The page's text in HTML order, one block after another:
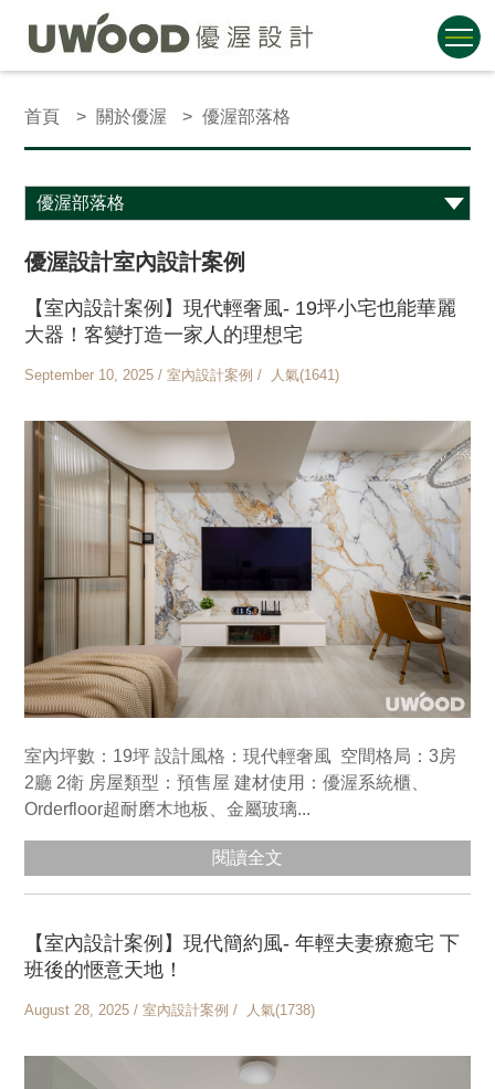
首頁 關於優渥 優渥部落格
優渥設計室內設計案例
【室內設計案例】現代輕奢風- 19坪小宅也能華麗
大器！客變打造一家人的理想宅
September 10, 2025 / 室內設計案例 / 人氣(1641)
室內坪數：19坪 設計風格：現代輕奢風 空間格局：3房
2廳 2衛 房屋類型：預售屋 建材使用：優渥系統櫃、
Orderfloor超耐磨木地板、金屬玻璃...
閱讀全文
【室內設計案例】現代簡約風- 年輕夫妻療癒宅 下
班後的愜意天地！
August 28, 2025 / 室內設計案例 / 人氣(1738)